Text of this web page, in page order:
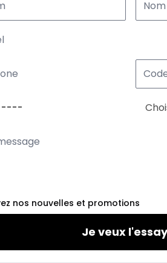
nos nouvelles et promotions
Je veux